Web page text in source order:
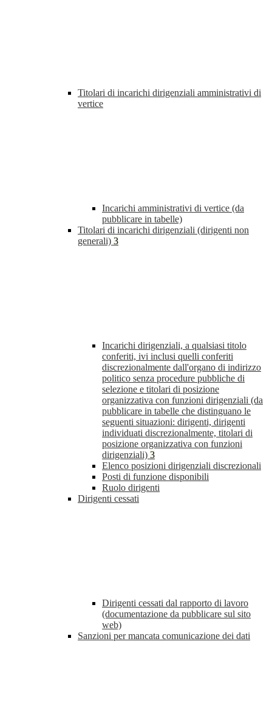
Titolari di incarichi dirigenziali amministrativi di
vertice
Incarichi amministrativi di vertice (da
pubblicare in tabelle)
Titolari di incarichi dirigenziali (dirigenti non
generali) 3
Incarichi dirigenziali, a qualsiasi titolo
conferiti, ivi inclusi quelli conferiti
discrezionalmente dall'organo di indirizzo
politico senza procedure pubbliche di
selezione e titolari di posizione
organizzativa con funzioni dirigenziali (da
pubblicare in tabelle che distinguano le
seguenti situazioni: dirigenti, dirigenti
individuati discrezionalmente, titolari di
posizione organizzativa con funzioni
dirigenziali) 3
Elenco posizioni dirigenziali discrezionali
Posti di funzione disponibili
Ruolo dirigenti
Dirigenti cessati
Dirigenti cessati dal rapporto di lavoro
(documentazione da pubblicare sul sito
web)
Sanzioni per mancata comunicazione dei dati